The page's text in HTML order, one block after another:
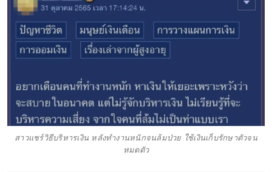
สาวแชร์วิธีบริหารเงิน หลังทำงานหนักจนล้มป่วย ใช้เงินเก็บรักษาตัวจน
หมดตัว